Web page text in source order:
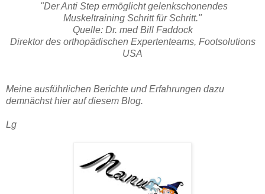
"Der Anti Step ermöglicht gelenkschonendes
Muskeltraining Schritt für Schritt."
Quelle: Dr. med Bill Faddock
Direktor des orthopädischen Expertenteams, Footsolutions
USA
Meine ausführlichen Berichte und Erfahrungen dazu
demnächst hier auf diesem Blog.
Lg